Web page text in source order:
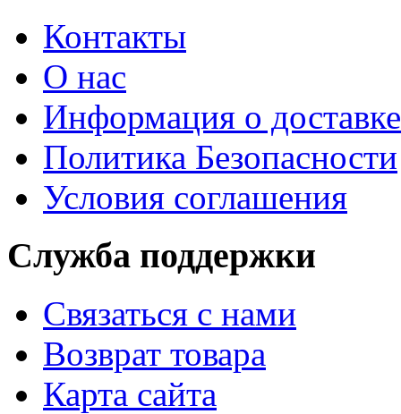
Контакты
О нас
Информация о доставке
Политика Безопасности
Условия соглашения
Служба поддержки
Связаться с нами
Возврат товара
Карта сайта